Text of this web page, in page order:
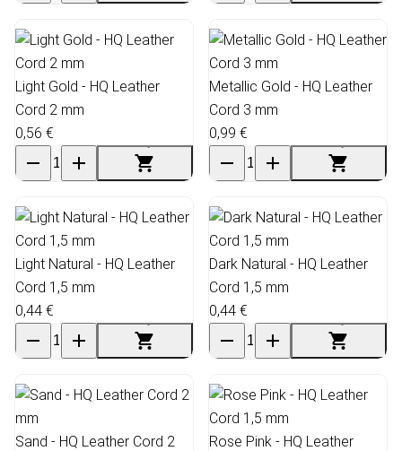
Light Gold - HQ Leather
Cord 2 mm
0,56 €
Metallic Gold - HQ Leather
Cord 3 mm
0,99 €
Light Natural - HQ Leather
Cord 1,5 mm
0,44 €
Dark Natural - HQ Leather
Cord 1,5 mm
0,44 €
Sand - HQ Leather Cord 2
Rose Pink - HQ Leather